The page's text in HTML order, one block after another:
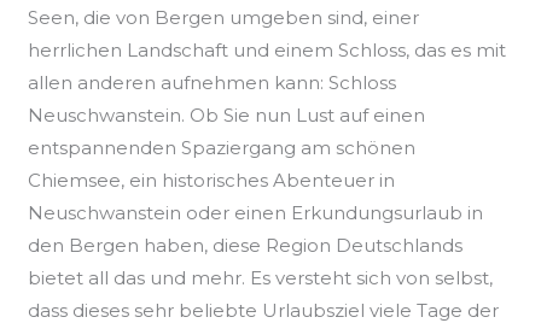
Seen, die von Bergen umgeben sind, einer
herrlichen Landschaft und einem Schloss, das es mit
allen anderen aufnehmen kann: Schloss
Neuschwanstein. Ob Sie nun Lust auf einen
entspannenden Spaziergang am schönen
Chiemsee, ein historisches Abenteuer in
Neuschwanstein oder einen Erkundungsurlaub in
den Bergen haben, diese Region Deutschlands
bietet all das und mehr. Es versteht sich von selbst,
dass dieses sehr beliebte Urlaubsziel viele Tage der